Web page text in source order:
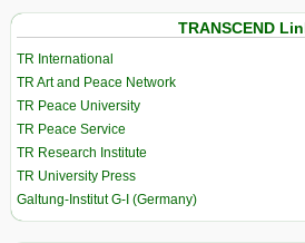
TRANSCEND
TR International
TR Art and Peace Network
TR Peace University
TR Peace Service
TR Research Institute
TR University Press
Galtung-Institut G-I (Germany)